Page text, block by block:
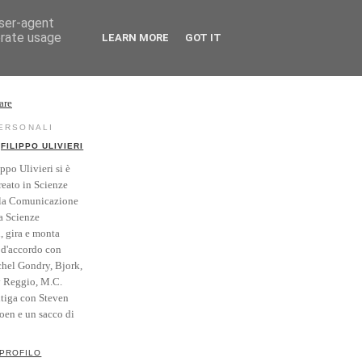
FILIPPO ULIVIERI
Ulivieri si è
in Scienze
Comunicazione
Scienze
gira e monta
con
Gondry, Bjork,
Reggio, M.C.
con Steven
e un sacco di
agent
usage
LEARN MORE GOT IT